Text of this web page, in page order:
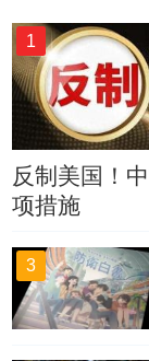
1
反制美国！
项措施
3